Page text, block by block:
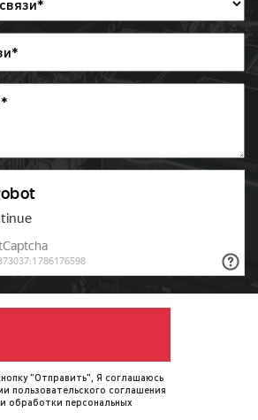
запись выхода рекламы.
что наша компания
выходы рекламы
на радио. Рекламодатель
отслеживать
процесс размещения
является довольно
для размещения рекламы
рабочих дней при условии, что
рекламного ролика. В случае,
предоставляет готовый
"Отправить", Я соглашаюсь
пользовательского соглашения
обработки персональных